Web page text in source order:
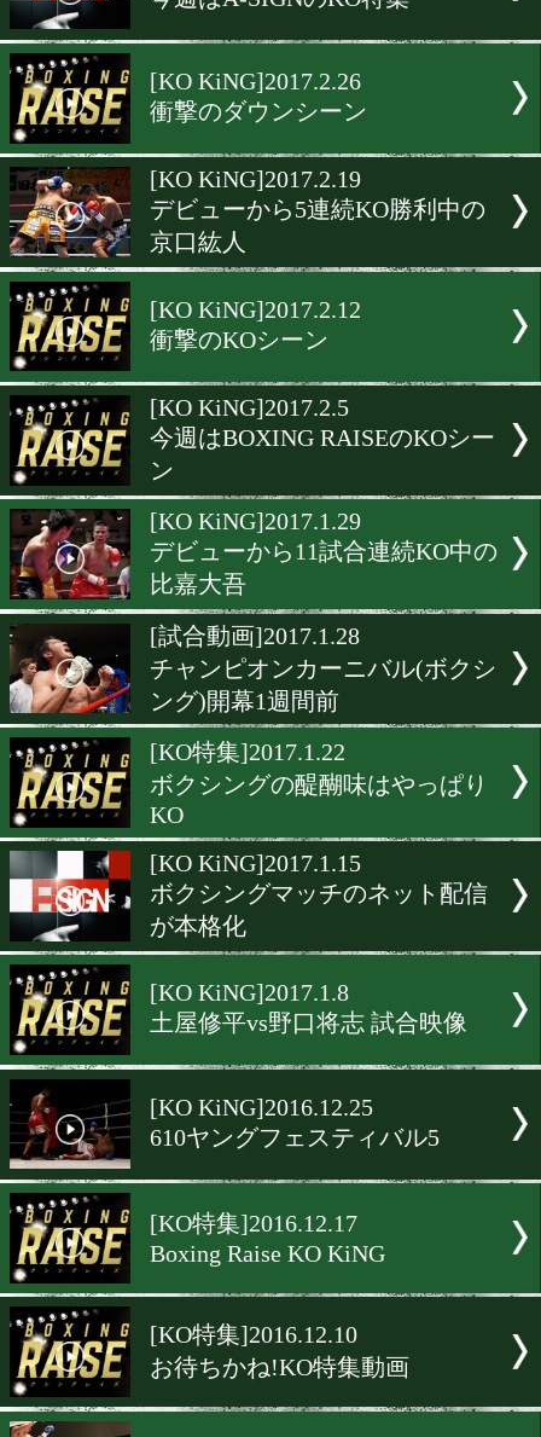
[KO KiNG]2017.3.12
向井寛史vsレックスの試合
[KO KiNG]2017.3.6
今週はA-SIGNのKO特集
[KO KiNG]2017.2.26
衝撃のダウンシーン
デビューから5連続KO勝利
京口紘人
[KO KiNG]2017.2.12
衝撃のKOシーン
[KO KiNG]2017.2.5
今週はBOXING RAISEの
ン
[KO KiNG]2017.1.29
デビューから11試合連続
比嘉大吾
[試合動画]2017.1.28
チャンピオンカーニバル(
ング)開幕1週間前
ボクシングの醍醐味はやっ
KO
[KO KiNG]2017.1.15
ボクシングマッチのネット
が本格化